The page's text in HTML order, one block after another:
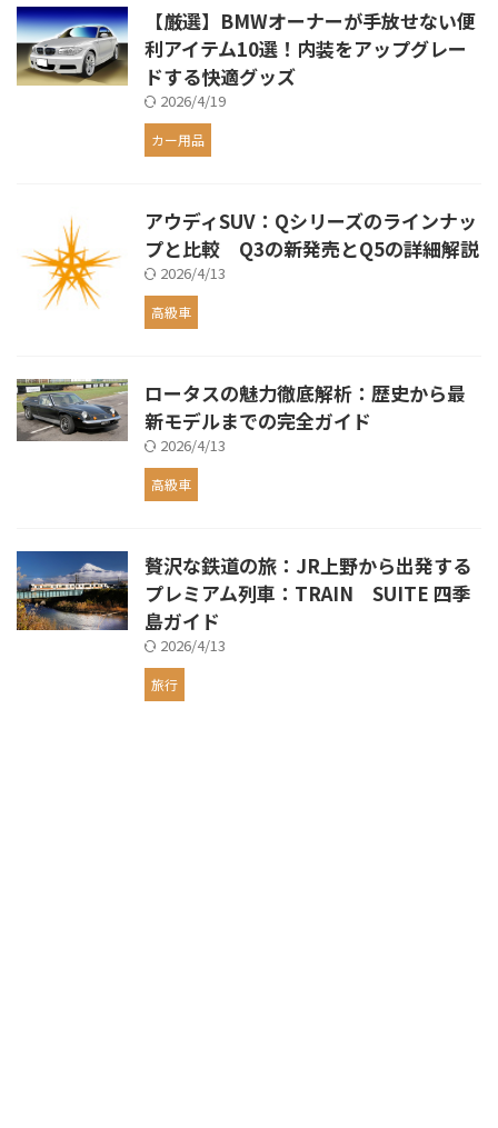
【厳選】BMWオーナーが手放せない便
利アイテム10選！内装をアップグレー
ドする快適グッズ
2026/4/19
カー用品
アウディSUV：Qシリーズのラインナッ
プと比較 Q3の新発売とQ5の詳細解説
2026/4/13
高級車
ロータスの魅力徹底解析：歴史から最
新モデルまでの完全ガイド
2026/4/13
高級車
贅沢な鉄道の旅：JR上野から出発する
プレミアム列車：TRAIN SUITE 四季
島ガイド
2026/4/13
旅行